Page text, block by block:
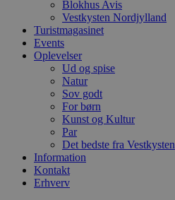
Blokhus Avis
Vestkysten Nordjylland
Turistmagasinet
Events
Oplevelser
Ud og spise
Natur
Sov godt
For børn
Kunst og Kultur
Par
Det bedste fra Vestkysten
Information
Kontakt
Erhverv